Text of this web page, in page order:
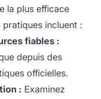
la plus efficace
pratiques incluent :
fiables :
depuis des
officielles.
: Examinez